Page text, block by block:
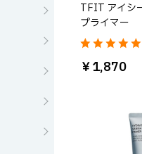
TFIT アイシ
プライマー
￥1,870